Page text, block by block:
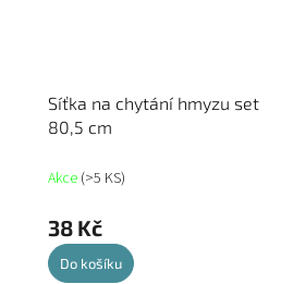
Síťka na chytání hmyzu set
80,5 cm
Akce (>5 KS)
38 Kč
Do košíku